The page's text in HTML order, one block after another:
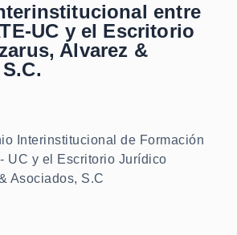
entre
UC y el Escritorio
Alvarez &
Interinstitucional de Formación
UC y el Escritorio Jurídico
Asociados, S.C